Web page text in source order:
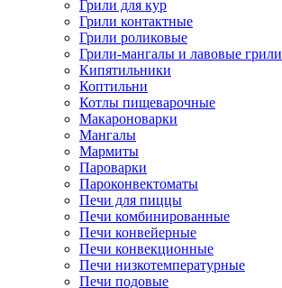
Грили для кур
Грили контактные
Грили роликовые
Грили-мангалы и лавовые грили
Кипятильники
Коптильни
Котлы пищеварочные
Макароноварки
Мангалы
Мармиты
Пароварки
Пароконвектоматы
Печи для пиццы
Печи комбинированные
Печи конвейерные
Печи конвекционные
Печи низкотемпературные
Печи подовые